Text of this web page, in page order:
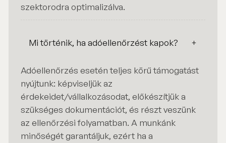
szektorodra optimalizálva.
Mi történik, ha adóellenőrzést kapok?
Adóellenőrzés esetén teljes körű támogatást
nyújtunk: képviseljük az
érdekeidet/vállalkozásodat, előkészítjük a
szükséges dokumentációt, és részt veszünk
az ellenőrzési folyamatban. A munkánk
minőségét garantáljuk, ezért ha a